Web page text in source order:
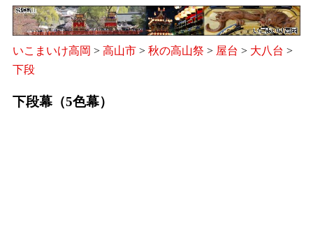
いこまいけ高岡 > 高山市 > 秋の高山祭 > 屋台 > 大八台 >
下段
下段幕（5色幕）